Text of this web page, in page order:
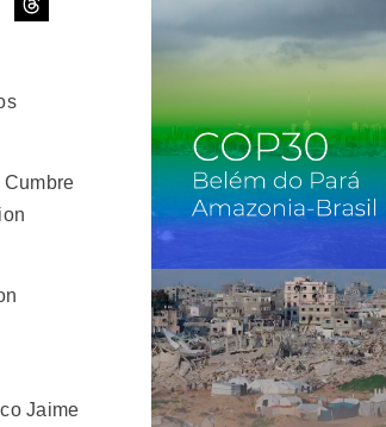
Jaime